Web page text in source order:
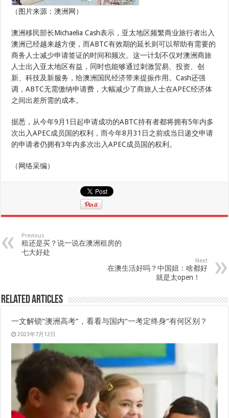
（图片来源：澳洲网）
澳洲移民部长Michaelia Cash表示，亚太地区频繁商业旅行者出入
澳洲已经越来越方便，而ABTC有效期的延长则可以帮助有需要的
商务人士减少申请签证的时间和频次。这一计划不仅对澳洲商旅
人士出入亚太地区有益，同时也能够通过刺激贸易、投资、创
新、科技及新服务，给澳洲国民经济带来提振作用。Cash还强
调，ABTC无需缴纳申请费，大幅减少了商旅人士在APEC经济体
之间出差所需的成本。
据悉，从今年9月1日起申请成功的ABTC持有者都将拥有5年内多
次出入APEC成员国的权利，而今年8月31日之前或当日递交申请
的申请者仍拥有3年内多次出入APEC成员国的权利。
（网络采编）
Previous
租还是买？说一说在澳洲租房的
七大好处
Next
在澳生活好吗？中国妞：啥都好
就是太open！
Related Articles
一文解锁“澳洲高考”，看看与国内“一考定终身”有何区别？
2023年7月12日